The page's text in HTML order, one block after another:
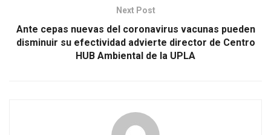
Next Post
Ante cepas nuevas del coronavirus vacunas pueden
disminuir su efectividad advierte director de Centro
HUB Ambiental de la UPLA